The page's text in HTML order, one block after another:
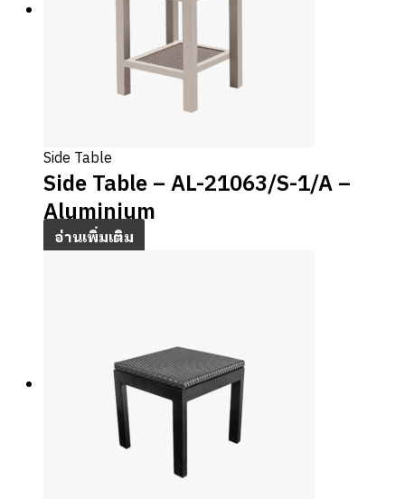
Side Table
Side Table – AL-21063/S-1/A –
Aluminium
อ่านเพิ่มเติม